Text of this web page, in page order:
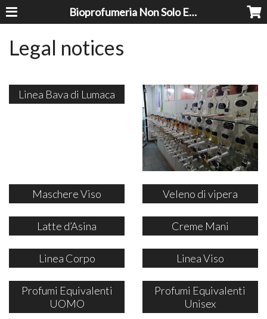
Bioprofumeria Non Solo Essenze
Legal notices
Linea Bava di Lumaca
Maschere Viso Veleno di vipera
Latte d’Asina Creme Mani
Linea Corpo Linea Viso
Profumi Equivalenti
UOMO
Profumi Equivalenti
Unisex